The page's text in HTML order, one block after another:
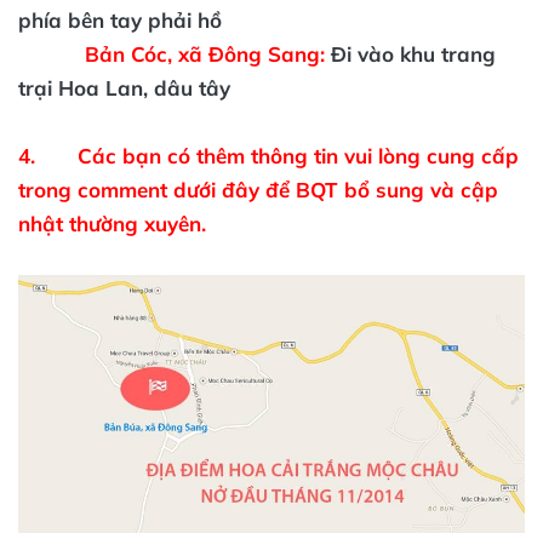
phía bên tay phải hồ
Bản Cóc, xã Đông Sang: Đi vào khu trang
trại Hoa Lan, dâu tây
4. Các bạn có thêm thông tin vui lòng cung cấp
trong comment dưới đây để BQT bổ sung và cập
nhật thường xuyên.